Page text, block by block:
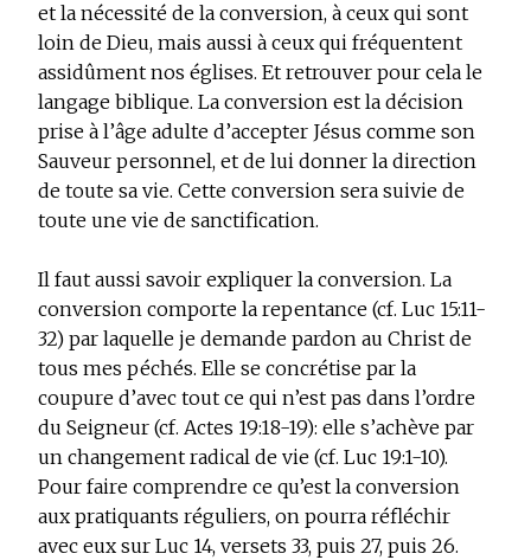
et la nécessité de la conversion, à ceux qui sont
loin de Dieu, mais aussi à ceux qui fréquentent
assidûment nos églises. Et retrouver pour cela le
langage biblique. La conversion est la décision
prise à l’âge adulte d’accepter Jésus comme son
Sauveur personnel, et de lui donner la direction
de toute sa vie. Cette conversion sera suivie de
toute une vie de sanctification.
Il faut aussi savoir expliquer la conversion. La
conversion comporte la repentance (cf. Luc 15:11-
32) par laquelle je demande pardon au Christ de
tous mes péchés. Elle se concrétise par la
coupure d’avec tout ce qui n’est pas dans l’ordre
du Seigneur (cf. Actes 19:18-19): elle s’achève par
un changement radical de vie (cf. Luc 19:1-10).
Pour faire comprendre ce qu’est la conversion
aux pratiquants réguliers, on pourra réfléchir
avec eux sur Luc 14, versets 33, puis 27, puis 26.